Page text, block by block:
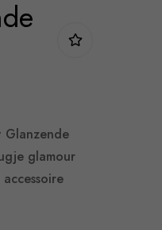
Glanzende
glamour